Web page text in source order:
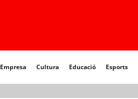
Empresa Cultura Educació Esports